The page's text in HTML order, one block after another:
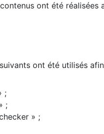
ont été réalisées
ont été utilisés
;
;
» ;